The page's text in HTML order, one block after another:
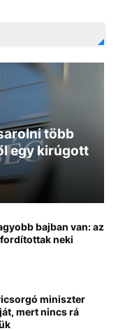
több
egy kirúgott
bajban van: az
neki
miniszter
mert nincs rá